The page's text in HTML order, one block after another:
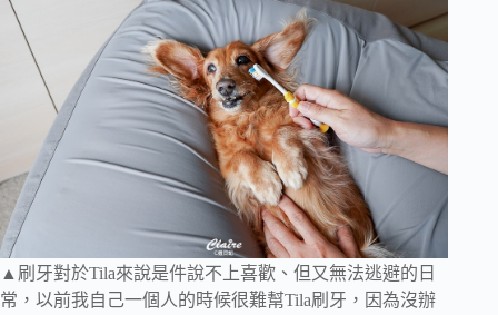
▲刷牙對於Tila來說是件說不上喜歡、但又無法逃避的日
常，以前我自己一個人的時候很難幫Tila刷牙，因為沒辦